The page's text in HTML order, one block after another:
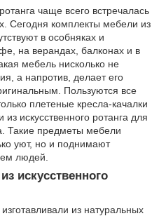
чаще всего встречалась
Сегодня комплекты мебели из
в особняках и
на верандах, балконах и в
мебель нисколько не
а напротив, делает его
Пользуются все
плетеные кресла-качалки
искусственного ротанга для
Такие предметы мебели
уют, но и поднимают
людей.
искусственного
из натуральных